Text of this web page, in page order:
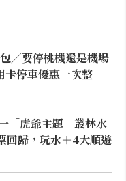
／要停桃機還是機場
卡停車優惠一次整
「虎爺主題」叢林水
回歸，玩水＋4大順遊